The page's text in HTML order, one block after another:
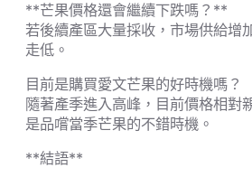
**芒果價格還會繼續下跌嗎？**
若後續產區大量採收，市場供給增
走低。
目前是購買愛文芒果的好時機嗎？
隨著產季進入高峰，目前價格相對
是品嚐當季芒果的不錯時機。
**結語**